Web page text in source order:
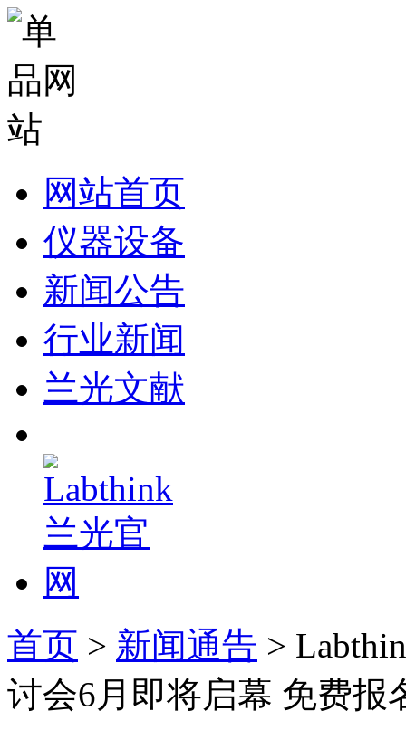
网站首页
仪器设备
新闻公告
行业新闻
兰光文献
首页 > 新闻通告 >
讨会6月即将启幕 免费报